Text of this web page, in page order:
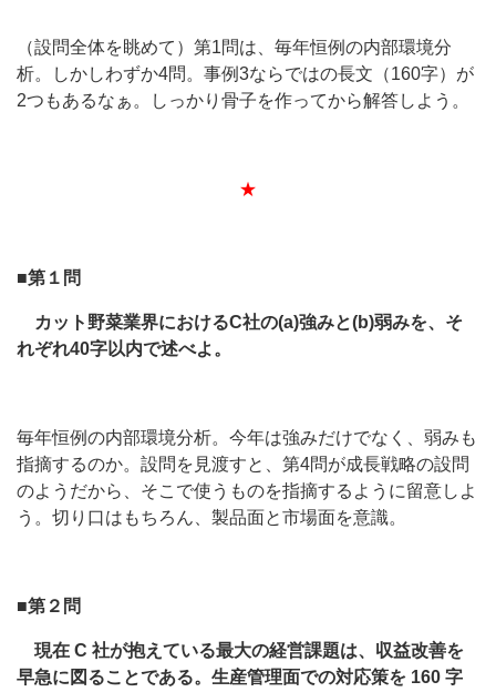
（設問全体を眺めて）第1問は、毎年恒例の内部環境分
析。しかしわずか4問。事例3ならではの長文（160字）が
2つもあるなぁ。しっかり骨子を作ってから解答しよう。
★
■第１問
カット野菜業界におけるC社の(a)強みと(b)弱みを、そ
れぞれ40字以内で述べよ。
毎年恒例の内部環境分析。今年は強みだけでなく、弱みも
指摘するのか。設問を見渡すと、第4問が成長戦略の設問
のようだから、そこで使うものを指摘するように留意しよ
う。切り口はもちろん、製品面と市場面を意識。
■第２問
現在 C 社が抱えている最大の経営課題は、収益改善を
早急に図ることである。生産管理面での対応策を 160 字